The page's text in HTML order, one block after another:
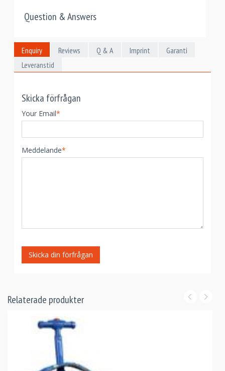
Question & Answers
Enquiry Reviews Q & A Imprint
Garanti
Leveranstid
Skicka förfrågan
Your Email*
Meddelande*
Skicka din förfrågan
Relaterade produkter